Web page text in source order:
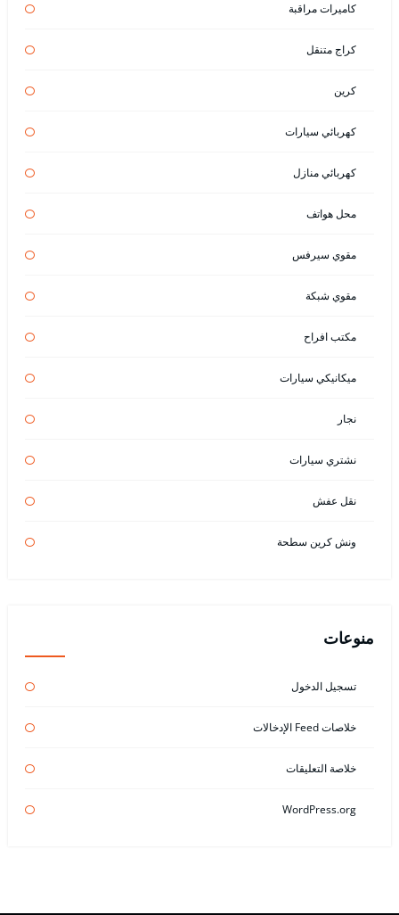
كاميرات مراقبة
كراج متنقل
كرين
كهربائي سيارات
كهربائي منازل
محل هواتف
مقوي سيرفس
مقوي شبكة
مكتب افراح
ميكانيكي سيارات
نجار
نشتري سيارات
نقل عفش
ونش كرين سطحة
منوعات
تسجيل الدخول
خلاصات Feed الإدخالات
خلاصة التعليقات
WordPress.org